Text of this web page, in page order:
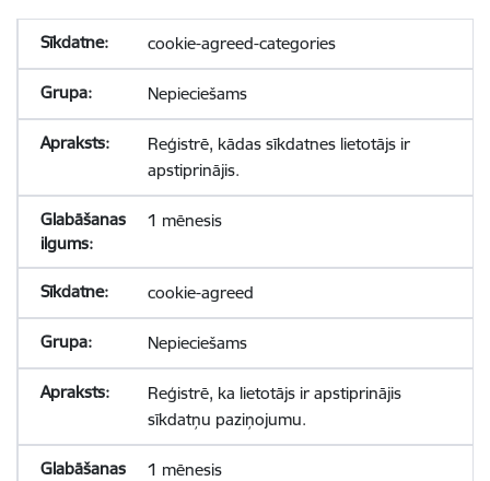
cookie-agreed-categories
Nepieciešams
Reģistrē, kādas sīkdatnes lietotājs ir
apstiprinājis.
1 mēnesis
cookie-agreed
Nepieciešams
Reģistrē, ka lietotājs ir apstiprinājis
sīkdatņu paziņojumu.
1 mēnesis